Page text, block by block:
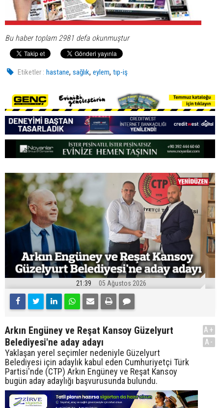
Bu haber toplam 2981 defa okunmuştur
Etiketler : hastane,sağlık,eylem,tıp-iş
21:39 05 Ağustos 2026
Arkın Engüney ve Reşat Kansoy Güzelyurt
Belediyesi'ne aday adayı
Yaklaşan yerel seçimler nedeniyle Güzelyurt
Belediyesi için adaylık kabul eden Cumhuriyetçi Türk
Partisi'nde (CTP) Arkın Engüney ve Reşat Kansoy
bugün aday adaylığı başvurusunda bulundu.
A+
A-